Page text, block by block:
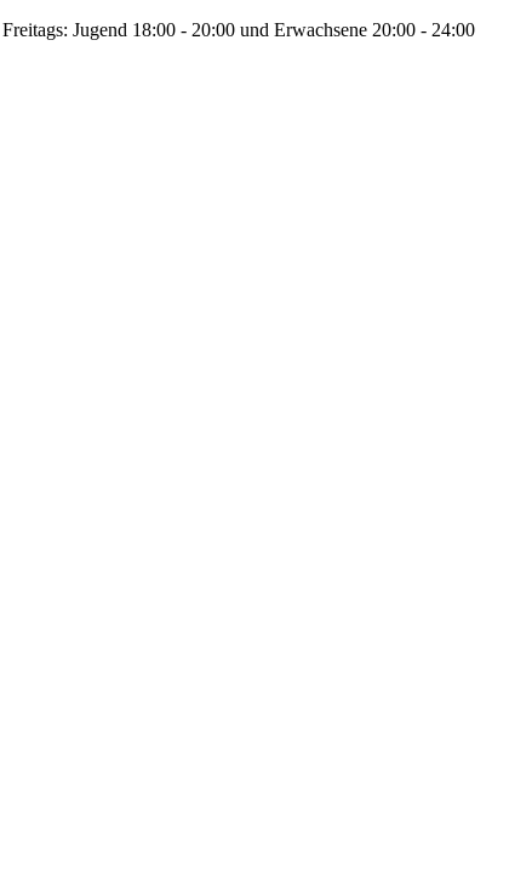
Freitags: Jugend 18:00 - 20:00 und Erwachsene 20:00 - 24:00